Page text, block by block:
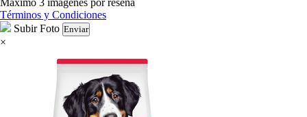
Máximo 3 imágenes por reseña
Términos y Condiciones
Subir Foto Enviar
×